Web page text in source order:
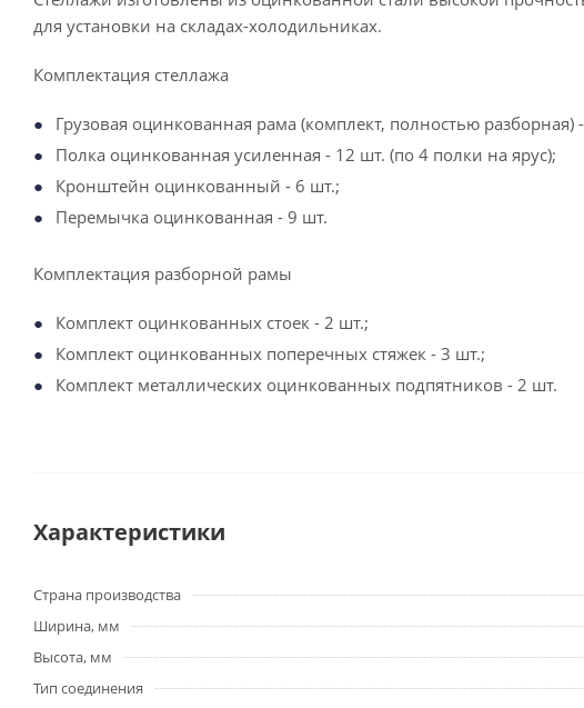
для установки на складах-холодильниках.
Комплектация стеллажа
Грузовая оцинкованная рама (комплект, полностью разборная)
Полка оцинкованная усиленная - 12 шт. (по 4 полки на ярус);
Кронштейн оцинкованный - 6 шт.;
Перемычка оцинкованная - 9 шт.
Комплектация разборной рамы
Комплект оцинкованных стоек - 2 шт.;
Комплект оцинкованных поперечных стяжек - 3 шт.;
Комплект металлических оцинкованных подпятников - 2 шт.
Характеристики
Страна производства
Ширина, мм
Высота, мм
Тип соединения